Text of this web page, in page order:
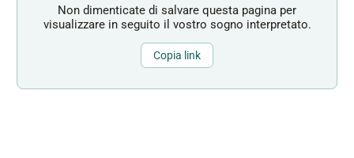
Non dimenticate di salvare questa pagina per
visualizzare in seguito il vostro sogno interpretato.
Copia link